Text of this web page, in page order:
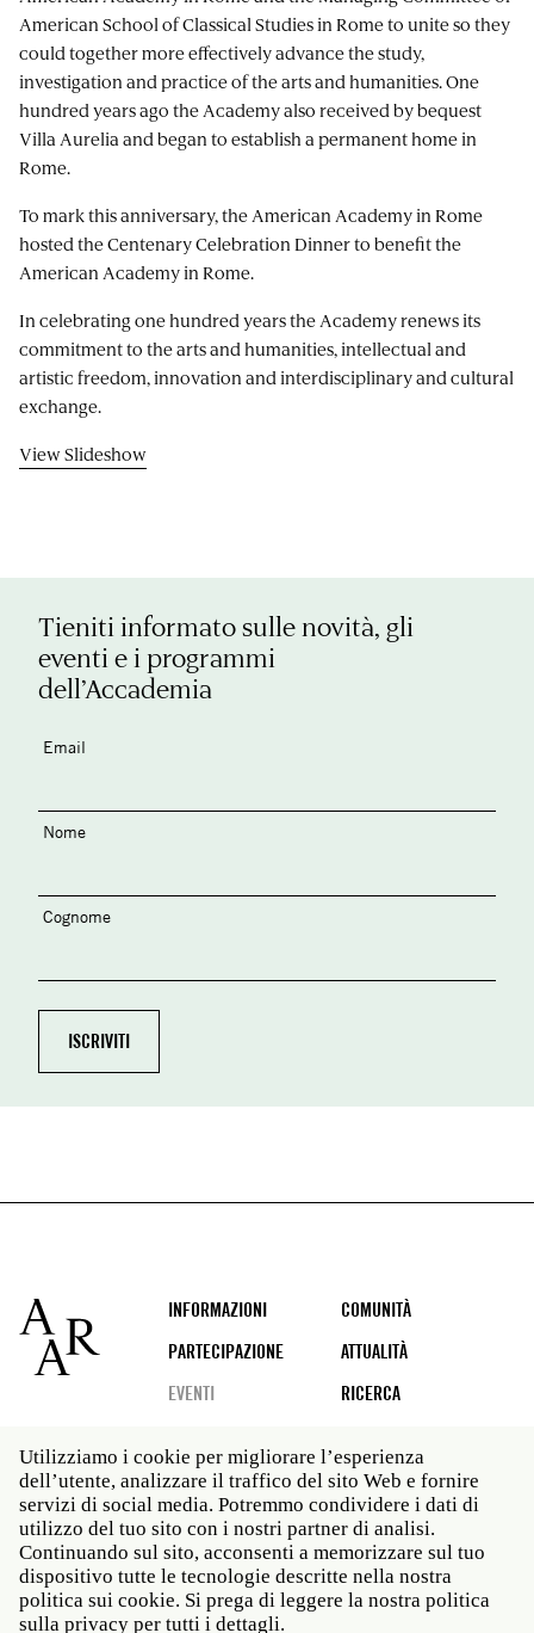
American School of Classical Studies in Rome to unite so they
could together more effectively advance the study,
investigation and practice of the arts and humanities. One
hundred years ago the Academy also received by bequest
Villa Aurelia and began to establish a permanent home in
Rome.
To mark this anniversary, the American Academy in Rome
hosted the Centenary Celebration Dinner to benefit the
American Academy in Rome.
In celebrating one hundred years the Academy renews its
commitment to the arts and humanities, intellectual and
artistic freedom, innovation and interdisciplinary and cultural
exchange.
View Slideshow
Tieniti informato sulle novità, gli
eventi e i programmi
dell’Accademia
Email
Nome
Cognome
Footer
INFORMAZIONI
COMUNITÀ
PARTECIPAZIONE
ATTUALITÀ
EVENTI
RICERCA
Social
media
Roma: Via Angelo Masina 5 00153 Roma ITALIA · t 39
06 58461 · f 39 06 5810788
New York: 535 West 22nd Street Third Floor New York
NY 10011 · t 212 751 7200 · f 212 751 7220
Utilizziamo i cookie per migliorare l’esperienza
dell’utente, analizzare il traffico del sito Web e fornire
servizi di social media. Potremmo condividere i dati di
utilizzo del tuo sito con i nostri partner di analisi.
Continuando sul sito, acconsenti a memorizzare sul tuo
dispositivo tutte le tecnologie descritte nella nostra
politica sui cookie. Si prega di leggere la nostra politica
sulla privacy per tutti i dettagli.